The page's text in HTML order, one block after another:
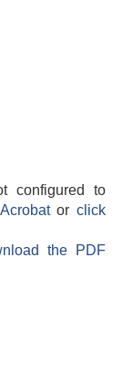
configured to
orclick
the PDF